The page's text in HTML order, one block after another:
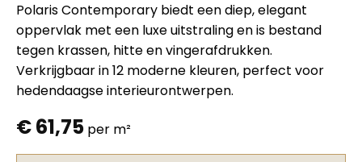
Polaris Contemporary biedt een diep, elegant
oppervlak met een luxe uitstraling en is bestand
tegen krassen, hitte en vingerafdrukken.
Verkrijgbaar in 12 moderne kleuren, perfect voor
hedendaagse interieurontwerpen.
€61,75 per m²